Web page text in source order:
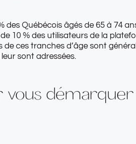
des Québécois âgés de 65 à 74
10 % des utilisateurs de la
ces tranches d’âge sont
sont adressées.
vous démarquer